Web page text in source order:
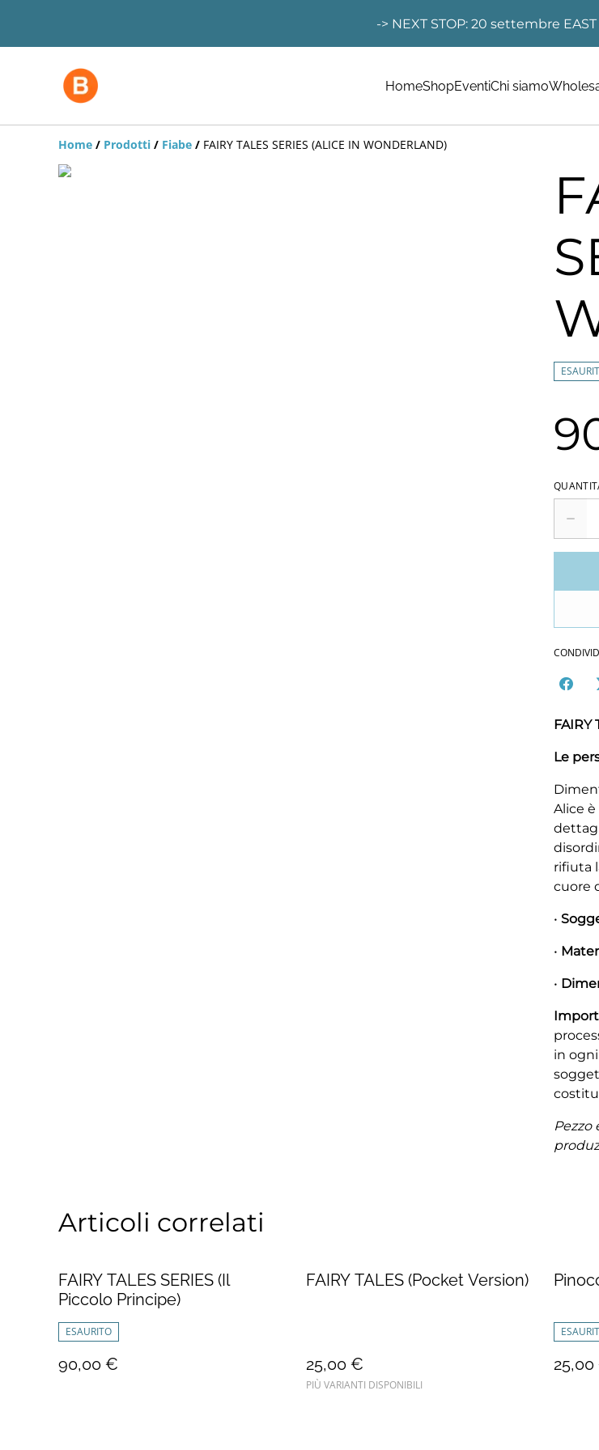
-> NEXT STOP: 20 settembre
HomeShopEventiChi siamo
Home / Prodotti / Fiabe / FAIRY TALES SERIES (ALICE IN WONDERLAND)
FAIRY
Le
Alice
rifiuta
cuore
•
•
•
in
Pezzo
Articoli correlati
FAIRY TALES SERIES (Il
Piccolo Principe)
ESAURITO
90,00 €
FAIRY TALES (Pocket Version)
25,00 €
PIÙ VARIANTI DISPONIBILI